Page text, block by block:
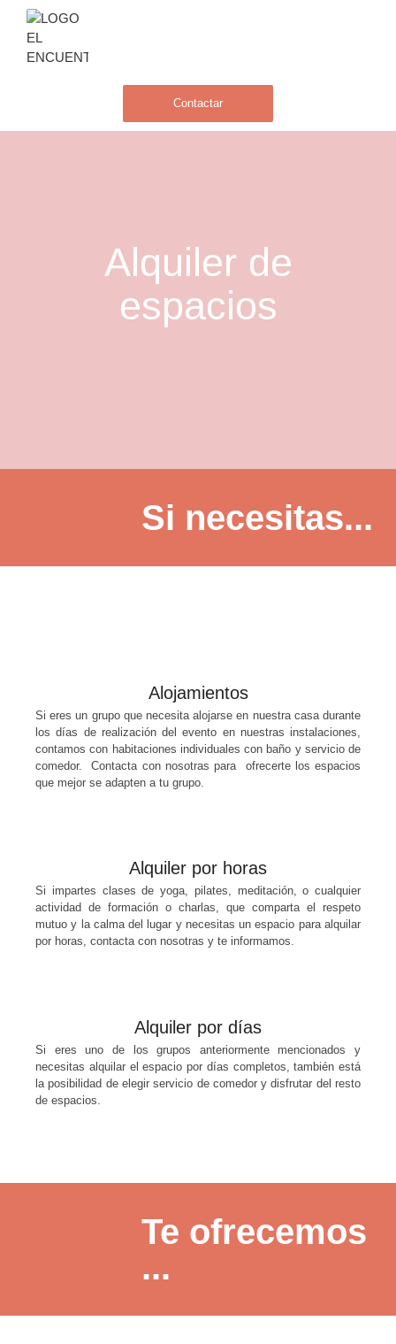
Contactar
Alquiler de
espacios
Si necesitas...
Alojamientos
Si eres un grupo que necesita alojarse en nuestra casa durante
los días de realización del evento en nuestras instalaciones,
contamos con habitaciones individuales con baño y servicio de
comedor. Contacta con nosotras para ofrecerte los espacios
que mejor se adapten a tu grupo.
Alquiler por horas
Si impartes clases de yoga, pilates, meditación, o cualquier
actividad de formación o charlas, que comparta el respeto
mutuo y la calma del lugar y necesitas un espacio para alquilar
por horas, contacta con nosotras y te informamos.
Alquiler por días
Si eres uno de los grupos anteriormente mencionados y
necesitas alquilar el espacio por días completos, también está
la posibilidad de elegir servicio de comedor y disfrutar del resto
de espacios.
Te ofrecemos
...